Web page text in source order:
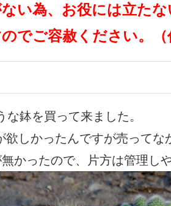
い為、お役には立た
でご容赦ください。（
鉢を買って来ました。
しかったんですが売ってな
かったので、片方は管理し